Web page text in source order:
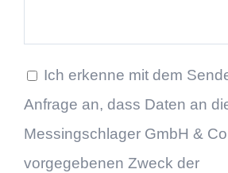
Ich erkenne mit dem
Anfrage an, dass Daten an
Messingschlager GmbH &
vorgegebenen Zweck der